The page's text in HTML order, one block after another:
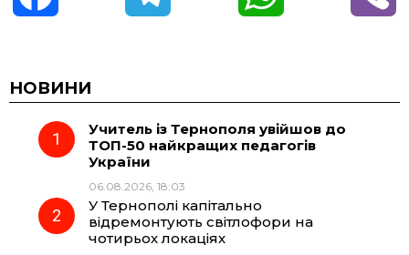
c
e
o
e
r
t
A
НОВИНИ
Учитель із Тернополя увійшов до
ТОП-50 найкращих педагогів
України
06.08.2026, 18:03
У Тернополі капітально
відремонтують світлофори на
чотирьох локаціях